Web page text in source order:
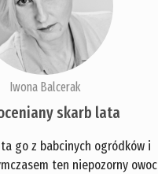
Iwona Balcerak
skarb lata
go z babcinych ogródków i
ten niepozorny owoc